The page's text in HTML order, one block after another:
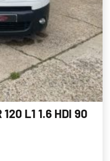
120 L1 1.6 HDI 90